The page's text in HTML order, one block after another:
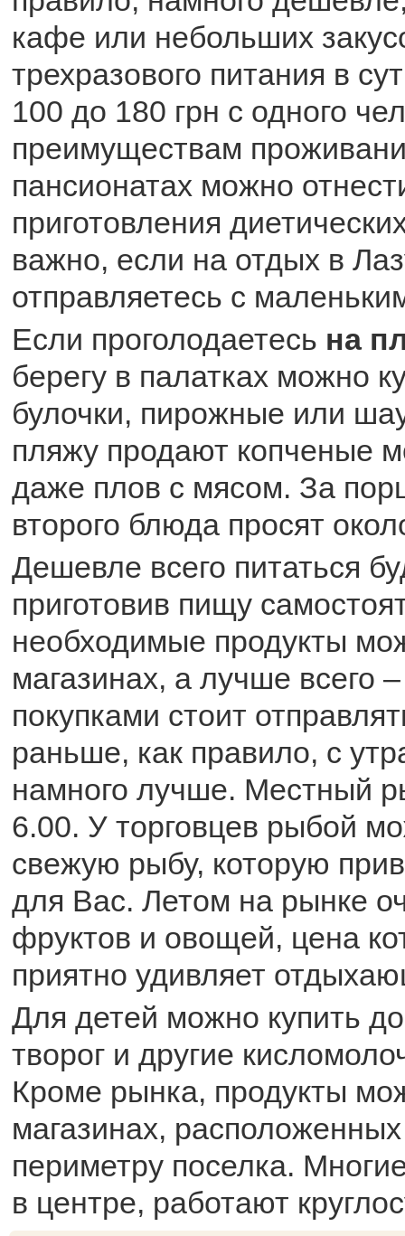
кафе или небольших
трехразового питания в
100 до 180 грн с одного
преимуществам
пансионатах можно
приготовления
важно, если на отдых в
отправляетесь с
Если проголодаетесь на
берегу в палатках можно
булочки, пирожные или
пляжу продают копченые
даже плов с мясом. За
второго блюда просят
Дешевле всего питаться
приготовив пищу
необходимые продукты
магазинах, а лучше всего
покупками стоит
раньше, как правило, с
намного лучше. Местный
6.00. У торговцев рыбой
свежую рыбу, которую
для Вас. Летом на рынке
фруктов и овощей, цена
приятно удивляет
Для детей можно купить
творог и другие
Кроме рынка, продукты
магазинах,
периметру поселка.
в центре, работают